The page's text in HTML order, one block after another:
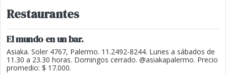
Restaurantes
El mundo en un bar.
Asiaka. Soler 4767, Palermo. 11.2492-8244. Lunes a sábados de
11.30 a 23.30 horas. Domingos cerrado. @asiakapalermo. Precio
promedio: $ 17.000.